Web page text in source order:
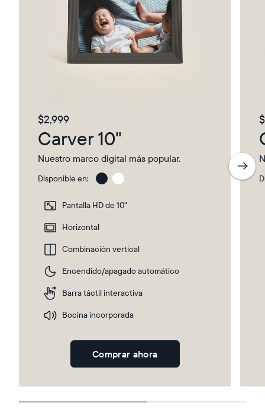
Selecciona tu ubicación
Actual
Elige tu ubicación
$2,999
Carver 10"
Nuestro marco digital más popular.
Disponible en:
Gravel
Pantalla HD de 10"
Horizontal
Combinación vertical
Encendido/apagado automático
Barra táctil interactiva
Bocina incorporada
Comprar ahora